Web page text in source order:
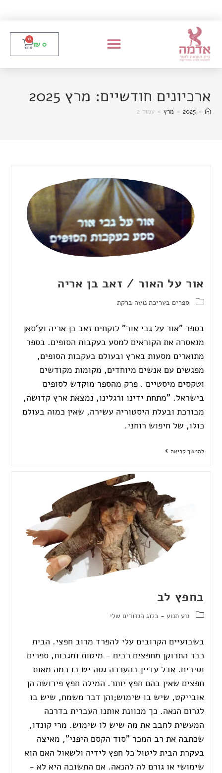
₪ 0
0
ארכיונים חודשיים: מרץ 2025
>
2025
> מרץ > עמוד 2
אור על האור / זאב בן אריה
ספרים בעריכת נועה ברקת
בספר "אור על גבי אור" לוקחים זאב בן אריה וע'סאן
מנאסרה את הקוראים למסע בעקבות הסופים. בספר
מתוארים מסעות בארץ ובעולם בעקבות הסופים,
מפגשים עם אנשים מיוחדים, מקומות מקודשים
וטקסים מיסטיים . פרק מהספר מוקדש לסופים
בישראל. "מתחת ידינו ורגלינו, נמצאת ארץ קדושה,
מבורכת ובעלת היסטוריה עשירה, שאין כמוה בעולם
כולו, של חיפוש רוחני.
להמשך קריאה
בחפץ לב
נוע תנוע - בלוג הנדודים שלי
בשבועיים הקרובים עלי להפרד מרוב חפצי. הבית
כבר התרוקן מחפצים רבים - מיטות ומגבות, ספרים
וסירים. אבל עדיין בהערכה גסה יש בו כמה מאות
חפצים שאין בהם חפץ יותר. המילה חפץ פירושה הן
אובייקט, שיש בו שימוש;והן דבר משמח, שיש בו
לגרום הנאה. כך מכוונת אותנו העברית בדרכה
המעשית לחבב את מה שיש לו שימוש. מרי קונדו,
שכתבה את רב המכר "סוד הקסם היפני", מאיצה
בעקרת הבית ליטול כל חפץ לידיה ולשאול האם הוא
שימושי או גורם לה להנאה. אם התשובה היא לא -